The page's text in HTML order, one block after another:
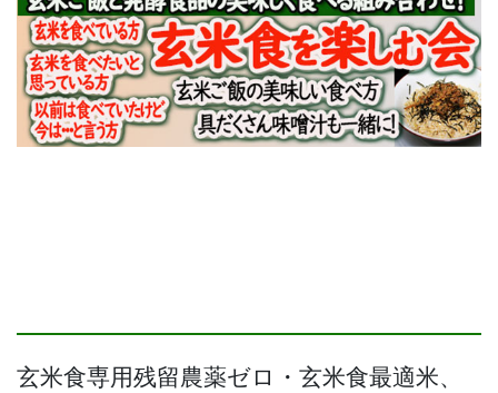
玄米食専用残留農薬ゼロ・玄米食最適米、